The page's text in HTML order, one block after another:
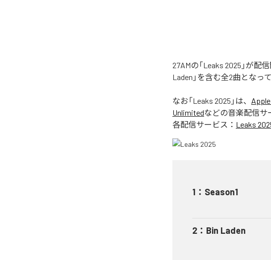
27AMの「Leaks 2025」が配
Laden」を含む全2曲となっ
なお「Leaks 2025 」は、
Unlimitedなどの音楽配信サ
各配信サービス： Leaks
1 ： Season1
2 ： Bin Laden